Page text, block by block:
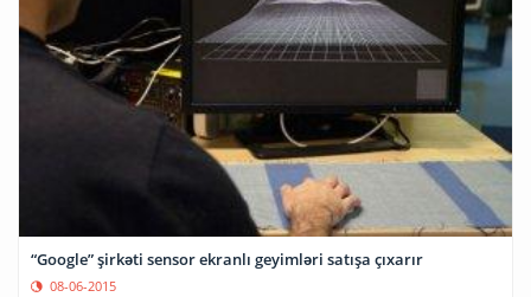
“Google” şirkəti sensor ekranlı geyimləri satışa çıxarır
08-06-2015